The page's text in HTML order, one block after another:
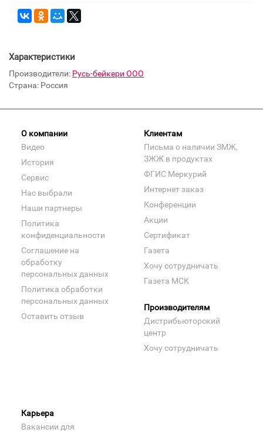
Характеристики
Производители: Русь-бейкери ООО
Страна: Россия
О компании
Видео
История
Сервис
Нас выбрали
Наши партнеры
Политика
конфиденциальности
Соглашение на
обработку
персональных данных
Политика обработки
персональных данных
Оставить отзыв
Клиентам
Письма о наличии ЗМЖ,
ЗЖЖ в продуктах
ФГИС Меркурий
Интернет заказ
Конференции
Акции
Сертификат
Газета
Хочу сотрудничать
Газета МСК
Производителям
Дистрибьюторский
центр
Хочу сотрудничать
Карьера
Вакансии для